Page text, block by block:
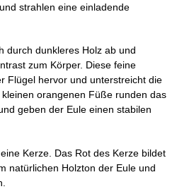
strahlen eine einladende
durch dunkleres Holz ab und
zum Körper. Diese feine
Flügel hervor und unterstreicht die
orangenen Füße runden das
geben der Eule einen stabilen
Kerze. Das Rot des Kerze bildet
natürlichen Holzton der Eule und